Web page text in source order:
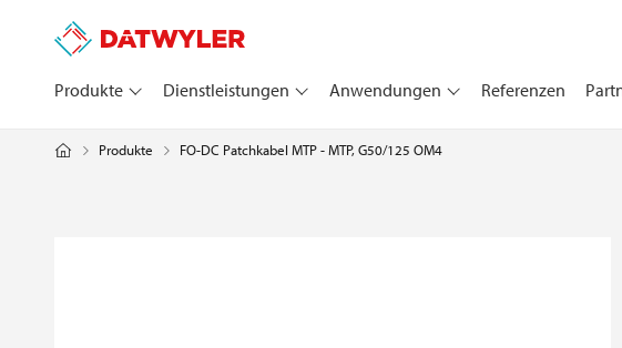
Produkte Dienstleistungen Anwendungen Referenzen
Produkte FO-DC Patchkabel MTP - MTP, G50/125 OM4